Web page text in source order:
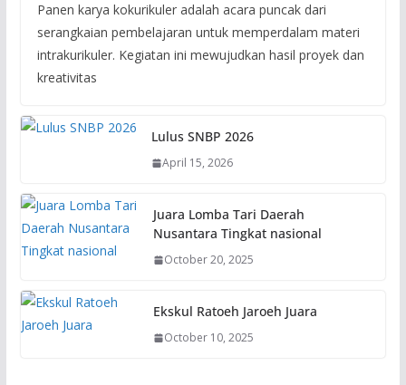
Panen karya kokurikuler adalah acara puncak dari
serangkaian pembelajaran untuk memperdalam materi
intrakurikuler. Kegiatan ini mewujudkan hasil proyek dan
kreativitas
Lulus SNBP 2026
April 15, 2026
Juara Lomba Tari Daerah
Nusantara Tingkat nasional
October 20, 2025
Ekskul Ratoeh Jaroeh Juara
October 10, 2025